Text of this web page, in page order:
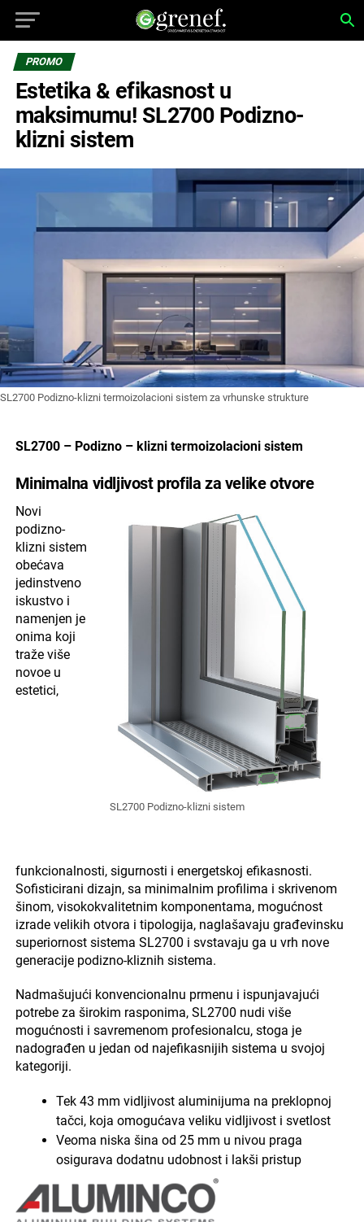
PROMO
Estetika & efikasnost u
maksimumu! SL2700 Podizno-
klizni sistem
SL2700 Podizno-klizni termoizolacioni sistem za vrhunske strukture
SL2700 – Podizno – klizni termoizolacioni sistem
Minimalna vidljivost profila za velike otvore
SL2700 Podizno-klizni sistem
Novi
podizno-
klizni sistem
obećava
jedinstveno
iskustvo i
namenjen je
onima koji
traže više
novoe u
estetici,
funkcionalnosti, sigurnosti i energetskoj efikasnosti.
Sofisticirani dizajn, sa minimalnim profilima i skrivenom
šinom, visokokvalitetnim komponentama, mogućnost
izrade velikih otvora i tipologija, naglašavaju građevinsku
superiornost sistema SL2700 i svstavaju ga u vrh nove
generacije podizno-kliznih sistema.
Nadmašujući konvencionalnu prmenu i ispunjavajući
potrebe za širokim rasponima, SL2700 nudi više
mogućnosti i savremenom profesionalcu, stoga je
nadograđen u jedan od najefikasnijih sistema u svojoj
kategoriji.
Tek 43 mm vidljivost aluminijuma na preklopnoj
tačci, koja omogućava veliku vidljivost i svetlost
Veoma niska šina od 25 mm u nivou praga
osigurava dodatnu udobnost i lakši pristup